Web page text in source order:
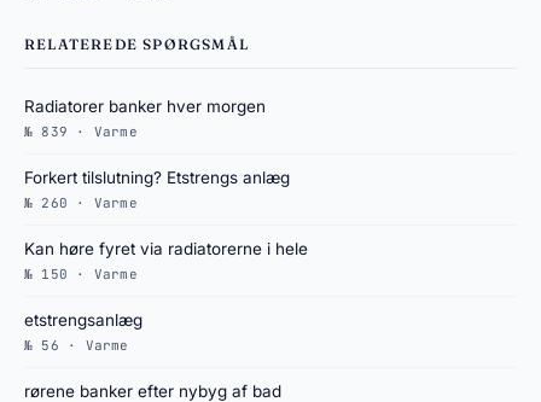
RELATEREDE SPØRGSMÅL
Radiatorer banker hver morgen
№ 839 · Varme
Forkert tilslutning? Etstrengs anlæg
№ 260 · Varme
Kan høre fyret via radiatorerne i hele
№ 150 · Varme
etstrengsanlæg
№ 56 · Varme
rørene banker efter nybyg af bad